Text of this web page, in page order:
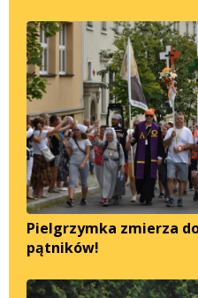
Pielgrzymka zmierza
pątników!